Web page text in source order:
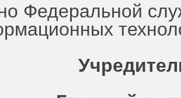
Федеральной